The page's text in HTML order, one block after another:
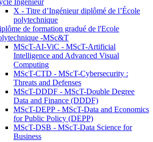
Ingénieur
X - Titre d’Ingénieur diplômé de l’École
polytechnique
de formation gradué de l'Ecole
-MSc&T
MScT-AI-ViC - MScT-Artificial
Intelligence and Advanced Visual
Computing
MScT-CTD - MScT-Cybersecurity :
Threats and Defenses
MScT-DDDF - MScT-Double Degree
Data and Finance (DDDF)
MScT-DEPP - MScT-Data and Economics
for Public Policy (DEPP)
MScT-DSB - MScT-Data Science for
Business